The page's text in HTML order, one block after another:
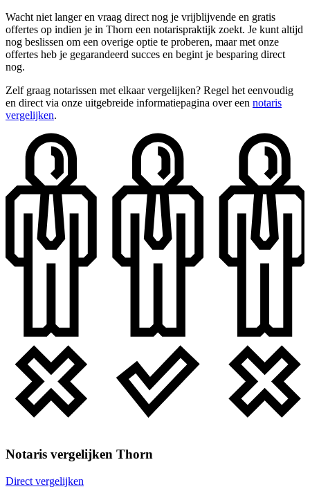
Wacht niet langer en vraag direct nog je vrijblijvende en gratis
offertes op indien je in Thorn een notarispraktijk zoekt. Je kunt altijd
nog beslissen om een overige optie te proberen, maar met onze
offertes heb je gegarandeerd succes en begint je besparing direct
nog.
Zelf graag notarissen met elkaar vergelijken? Regel het eenvoudig
en direct via onze uitgebreide informatiepagina over een notaris
vergelijken.
Notaris vergelijken Thorn
Direct vergelijken